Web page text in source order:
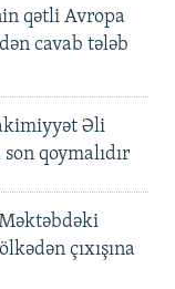
qətli Avropa
cavab tələb
Əli
qoymalıdır
çıxışına